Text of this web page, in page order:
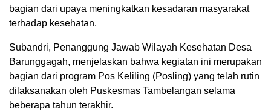
bagian dari upaya meningkatkan kesadaran masyarakat
terhadap kesehatan.
Subandri, Penanggung Jawab Wilayah Kesehatan Desa
Barunggagah, menjelaskan bahwa kegiatan ini merupakan
bagian dari program Pos Keliling (Posling) yang telah rutin
dilaksanakan oleh Puskesmas Tambelangan selama
beberapa tahun terakhir.